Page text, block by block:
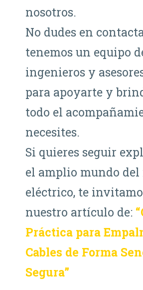
nosotros.
No dudes en
tenemos un equipo
ingenieros y
para apoyarte y
todo el
necesites.
Si quieres seguir
el amplio mundo del
eléctrico, te
nuestro artículo de:
Práctica para
Cables de Forma
Segura”